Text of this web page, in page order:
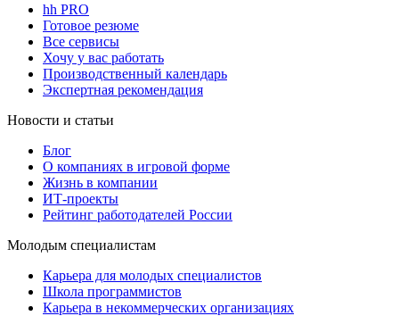
hh PRO
Готовое резюме
Все сервисы
Хочу у вас работать
Производственный календарь
Экспертная рекомендация
Новости и статьи
Блог
О компаниях в игровой форме
Жизнь в компании
ИТ-проекты
Рейтинг работодателей России
Молодым специалистам
Карьера для молодых специалистов
Школа программистов
Карьера в некоммерческих организациях